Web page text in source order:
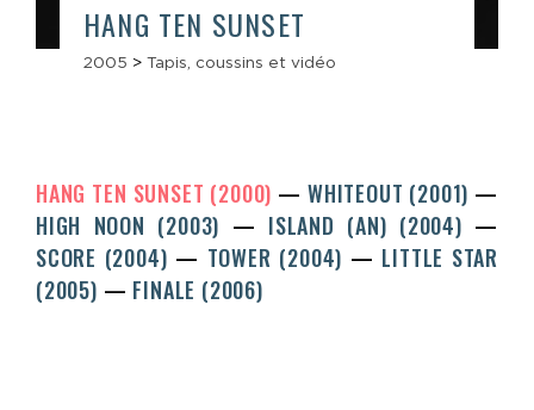
HANG TEN SUNSET
2005 > Tapis, coussins et vidéo
HANG TEN SUNSET (2000)
WHITEOUT (2001)
HIGH NOON (2003)
ISLAND (AN) (2004)
SCORE (2004)
TOWER (2004)
LITTLE STAR
(2005)
FINALE (2006)